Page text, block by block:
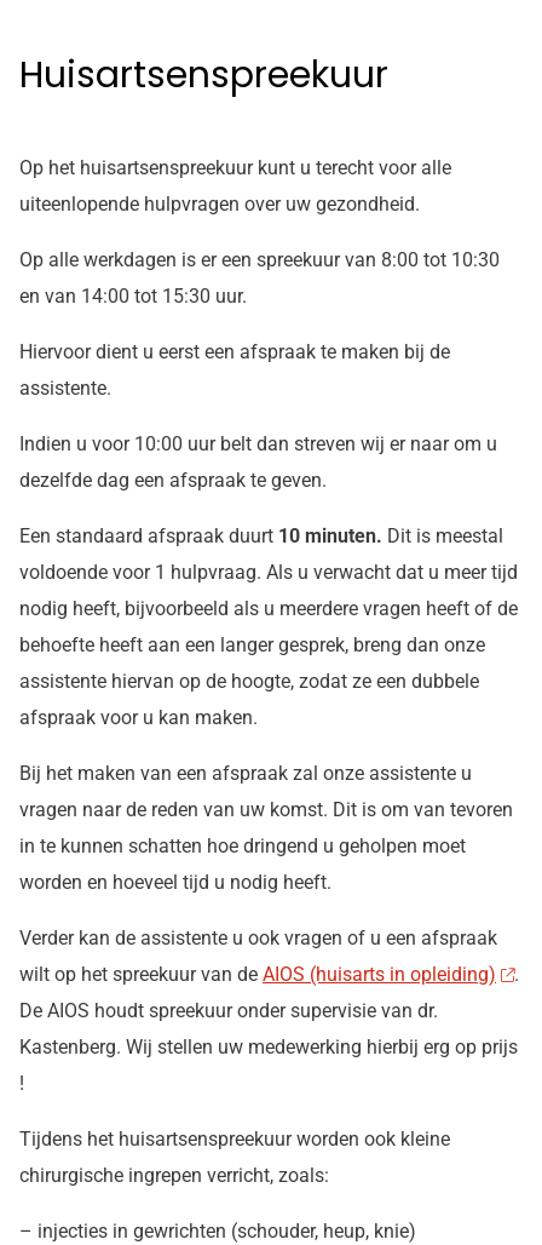
Huisartsenspreekuur
Op het huisartsenspreekuur kunt u terecht voor alle
uiteenlopende hulpvragen over uw gezondheid.
Op alle werkdagen is er een spreekuur van 8:00 tot 10:30
en van 14:00 tot 15:30 uur.
Hiervoor dient u eerst een afspraak te maken bij de
assistente.
Indien u voor 10:00 uur belt dan streven wij er naar om u
dezelfde dag een afspraak te geven.
Een standaard afspraak duurt 10 minuten. Dit is meestal
voldoende voor 1 hulpvraag. Als u verwacht dat u meer tijd
nodig heeft, bijvoorbeeld als u meerdere vragen heeft of de
behoefte heeft aan een langer gesprek, breng dan onze
assistente hiervan op de hoogte, zodat ze een dubbele
afspraak voor u kan maken.
Bij het maken van een afspraak zal onze assistente u
vragen naar de reden van uw komst. Dit is om van tevoren
in te kunnen schatten hoe dringend u geholpen moet
worden en hoeveel tijd u nodig heeft.
Verder kan de assistente u ook vragen of u een afspraak
wilt op het spreekuur van de AIOS (huisarts in opleiding)
.
De AIOS houdt spreekuur onder supervisie van dr.
Kastenberg. Wij stellen uw medewerking hierbij erg op prijs
!
Tijdens het huisartsenspreekuur worden ook kleine
chirurgische ingrepen verricht, zoals:
– injecties in gewrichten (schouder, heup, knie)